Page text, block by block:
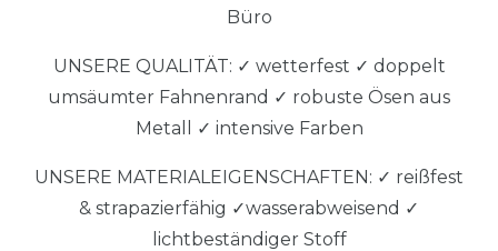
Büro
UNSERE QUALITÄT: ✓ wetterfest ✓ doppelt
umsäumter Fahnenrand ✓ robuste Ösen aus
Metall ✓ intensive Farben
UNSERE MATERIALEIGENSCHAFTEN: ✓ reißfest
& strapazierfähig ✓wasserabweisend ✓
lichtbeständiger Stoff